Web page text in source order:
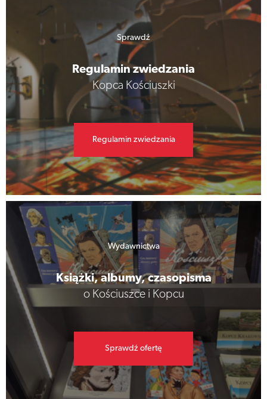
Sprawdź
Regulamin zwiedzania
Kopca Kościuszki
Regulamin zwiedzania
Wydawnictwa
Książki, albumy, czasopisma
o Kościuszce i Kopcu
Sprawdź ofertę